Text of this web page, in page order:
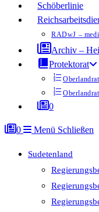
Schöberlinie
RADwJ –
Archiv –
Protektorat
0
0 Menü Schließen
Sudetenland